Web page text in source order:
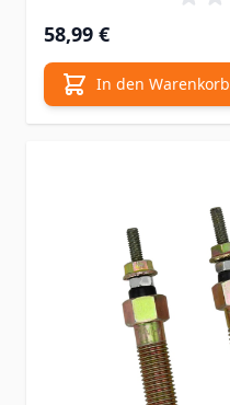
58,99 €
In den Warenkorb